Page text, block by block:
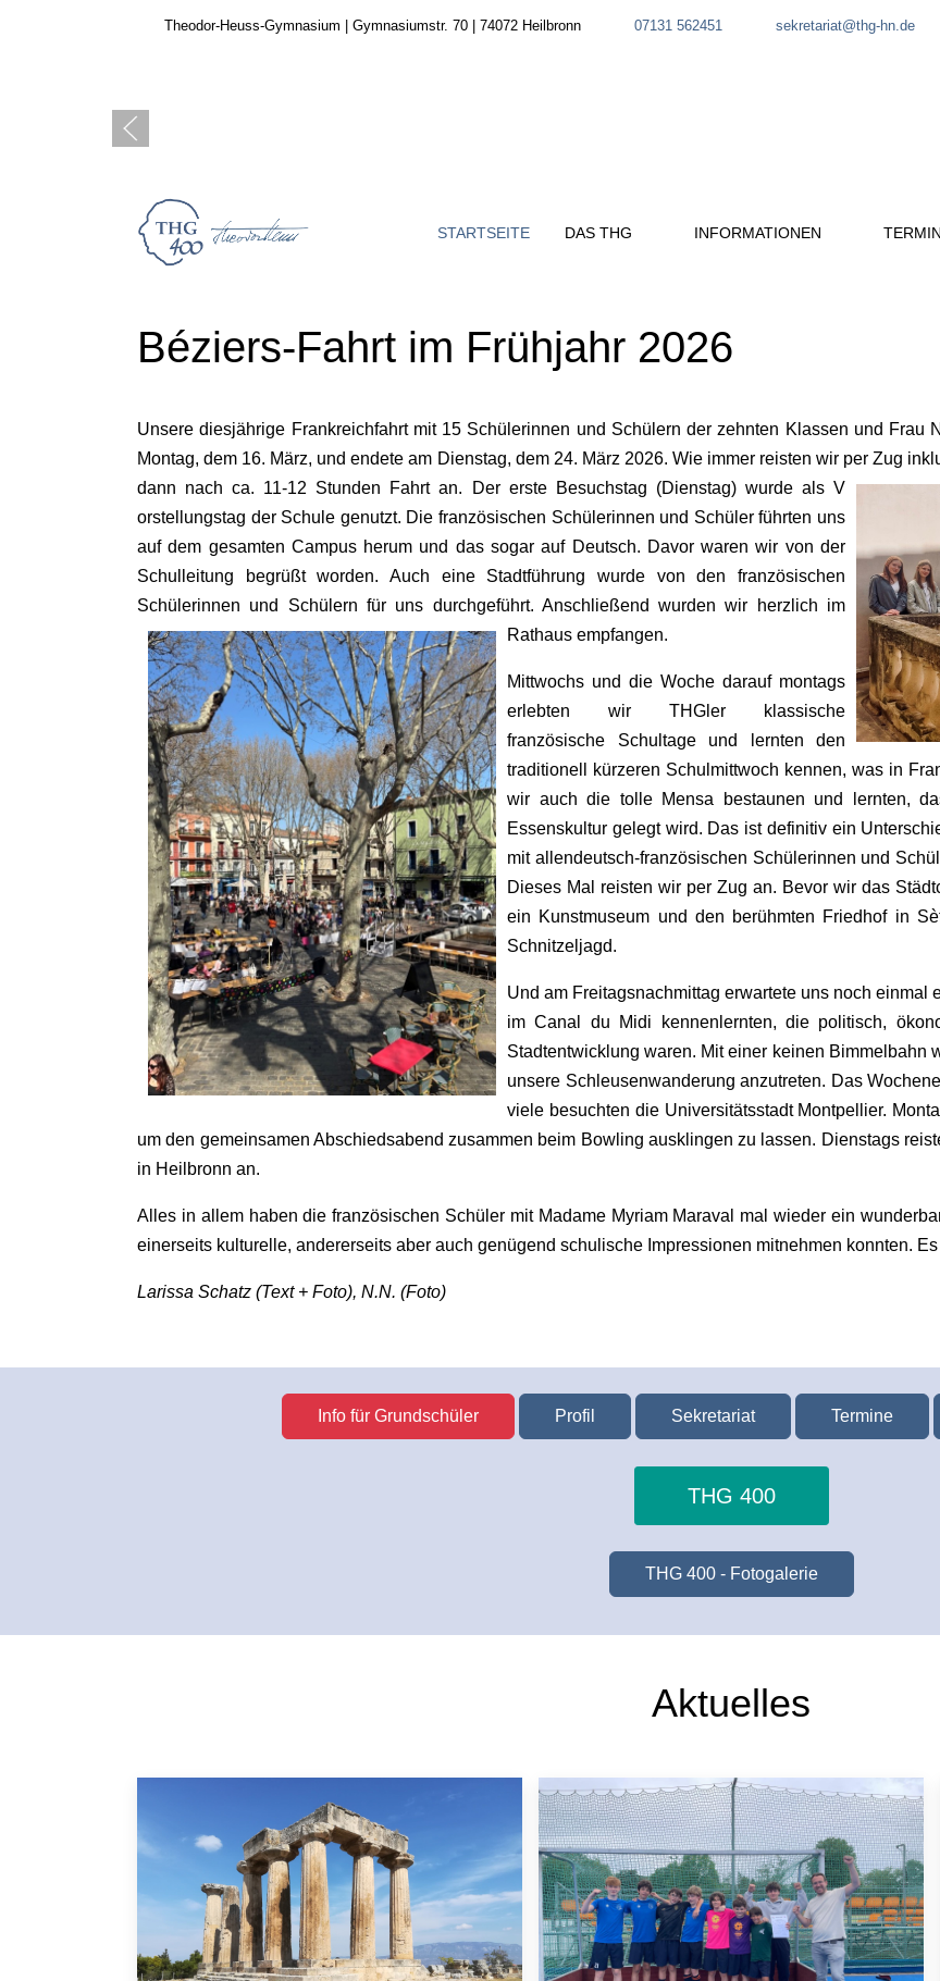
Theodor-Heuss-Gymnasium | Gymnasiumstr. 70 | 74072 Heilbronn 07131 562451 sekretariat@thg-hn.de
STARTSEITE DAS THG INFORMATIONEN
Béziers-Fahrt im Frühjahr 2026
Unsere diesjährige Frankreichfahrt mit 15 Schülerinnen und Schülern der zehnten Klassen und Frau
Montag, dem 16. März, und endete am Dienstag, dem 24. März 2026. Wie immer reisten wir per Zug
dann nach ca. 11-12 Stunden Fahrt an. Der erste Besuchstag (Dienstag) wurde als V
orstellungstag der Schule genutzt. Die französischen Schülerinnen und Schüler führten uns
auf dem gesamten Campus herum und das sogar auf Deutsch. Davor waren wir von der
Schulleitung begrüßt worden. Auch eine Stadtführung wurde von den französischen
Schülerinnen und Schülern für uns durchgeführt. Anschließend wurden wir herzlich im
Rathaus empfangen.
Mittwochs und die Woche darauf montags
erlebten wir THGler klassische
französische Schultage und lernten den
traditionell kürzeren Schulmittwoch kennen, was in
wir auch die tolle Mensa bestaunen und lernten,
Essenskultur gelegt wird. Das ist definitiv ein
mit allendeutsch-französischen Schülerinnen und
Dieses Mal reisten wir per Zug an. Bevor wir das
ein Kunstmuseum und den berühmten Friedhof in
Schnitzeljagd.
Und am Freitagsnachmittag erwartete uns noch
im Canal du Midi kennenlernten, die politisch,
Stadtentwicklung waren. Mit einer keinen Bimmelbahn
unsere Schleusenwanderung anzutreten. Das
viele besuchten die Universitätsstadt Montpellier.
um den gemeinsamen Abschiedsabend zusammen beim Bowling ausklingen zu lassen. Dienstags
in Heilbronn an.
Alles in allem haben die französischen Schüler mit Madame Myriam Maraval mal wieder ein
einerseits kulturelle, andererseits aber auch genügend schulische Impressionen mitnehmen konnten.
Larissa Schatz (Text + Foto), N.N. (Foto)
Info für Grundschüler Profil Sekretariat Termine
THG 400
THG 400 - Fotogalerie
Aktuelles